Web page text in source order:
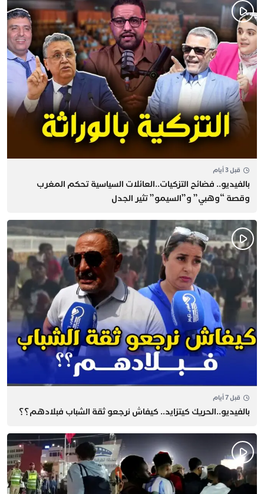
قبل 3 أيام
بالفيديو.. فضائح التزكيات..العائلات السياسية تحكم المغرب
وقصة “وهبي” و”السيمو” تثير الجدل
قبل 7 أيام
بالفيديو..الحريك كيتزايد.. كيفاش نرجعو ثقة الشباب فبلادهم؟؟